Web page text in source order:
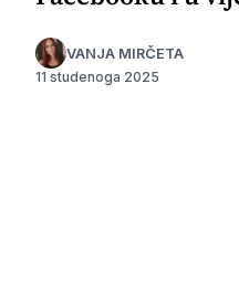
VANJA MIRČETA
11 studenoga 2025